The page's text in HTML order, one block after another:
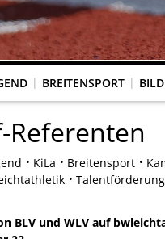
BREITENSPORT
Referenten
KiLa Breitensport
Talentförderung
BLV und WLV auf